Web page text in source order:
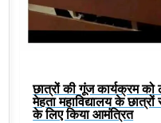
छात्रों की गूंज कार्यक्रम
मेहता महाविद्यालय के
के लिए किया आमंत्रित